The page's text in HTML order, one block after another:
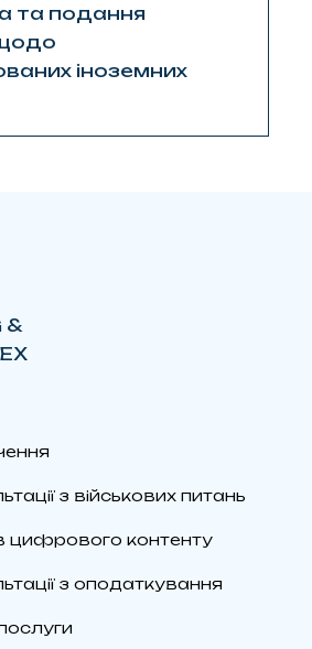
та подання
іноземних
&
з військових питань
цифрового контенту
з оподаткування